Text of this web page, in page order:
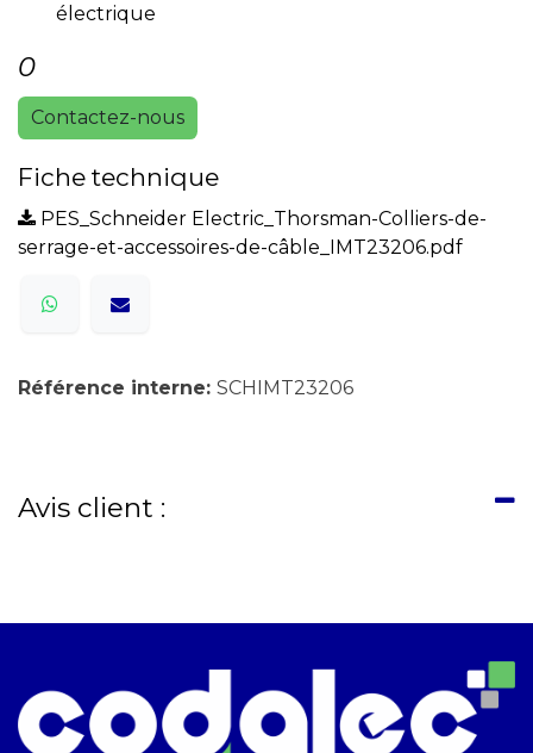
électrique
0
Contactez-nous
Fiche technique
PES_Schneider Electric_Thorsman-Colliers-de-
serrage-et-accessoires-de-câble_IMT23206.pdf
Référence interne: SCHIMT23206
Avis client :